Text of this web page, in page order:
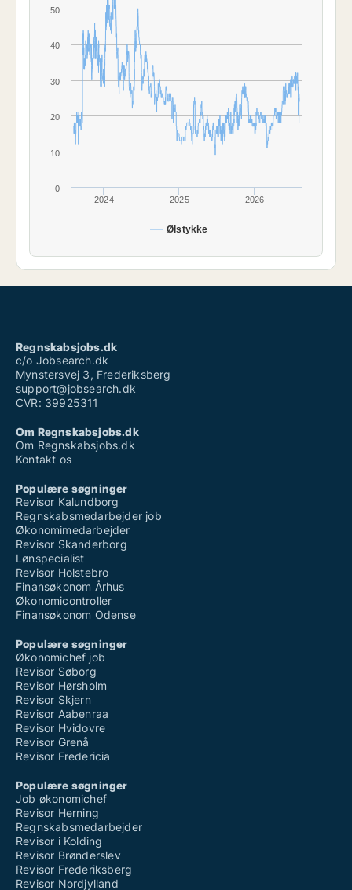
Ølstykke
2024 2025 2026
0
10
20
30
40
50
Regnskabsjobs.dk
c/o Jobsearch.dk
Mynstersvej 3, Frederiksberg
support@jobsearch.dk
CVR: 39925311
Om Regnskabsjobs.dk
Om Regnskabsjobs.dk
Kontakt os
Populære søgninger
Revisor Kalundborg
Regnskabsmedarbejder job
Økonomimedarbejder
Revisor Skanderborg
Lønspecialist
Revisor Holstebro
Finansøkonom Århus
Økonomicontroller
Finansøkonom Odense
Populære søgninger
Økonomichef job
Revisor Søborg
Revisor Hørsholm
Revisor Skjern
Revisor Aabenraa
Revisor Hvidovre
Revisor Grenå
Revisor Fredericia
Populære søgninger
Job økonomichef
Revisor Herning
Regnskabsmedarbejder
Revisor i Kolding
Revisor Brønderslev
Revisor Frederiksberg
Revisor Nordjylland